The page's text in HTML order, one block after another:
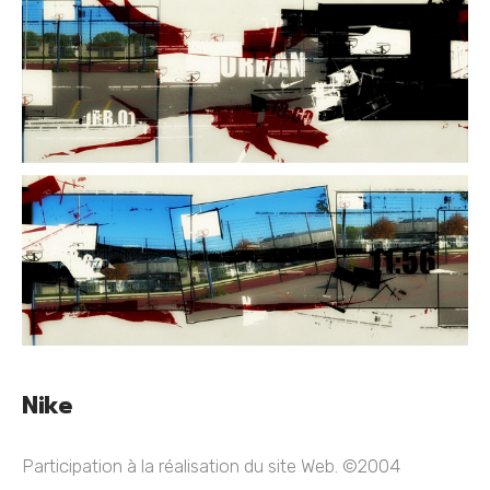
Nike
Participation à la réalisation du site Web. ©2004